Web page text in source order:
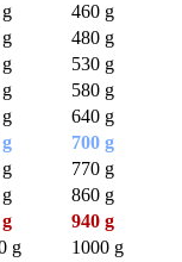
460 g
480 g
530 g
580 g
640 g
700 g
770 g
860 g
940 g
g
1000 g